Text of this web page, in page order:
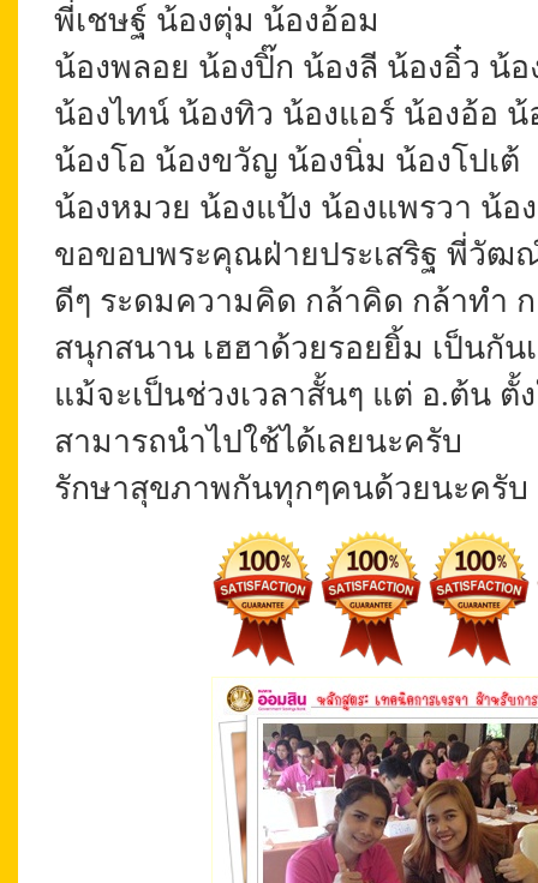
พี่เชษฐ์ น้องตุ่ม น้องอ้อม
น้องพลอย น้องปิ๊ก น้องลี น้องอิ๋ว น้อ
น้องไทน์ น้องทิว น้องแอร์ น้องอ้อ น้
น้องโอ น้องขวัญ น้องนิ่ม น้องโปเต้
น้องหมวย น้องแป้ง น้องแพรวา น้อ
ขอขอบพระคุณฝ่ายประเสริฐ พี่วัฒ
ดีๆ ระดมความคิด กล้าคิด กล้าทำ
สนุกสนาน เฮฮาด้วยรอยยิ้ม เป็นกัน
แม้จะเป็นช่วงเวลาสั้นๆ แต่ อ.ต้น
สามารถนำไปใช้ได้เลยนะครับ
รักษาสุขภาพกันทุกๆคนด้วยนะครับ